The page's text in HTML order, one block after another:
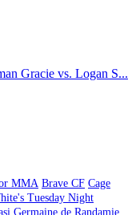
Gracie vs. Logan S...
MMA Brave CF Cage
Tuesday Night
Germaine de Randamie